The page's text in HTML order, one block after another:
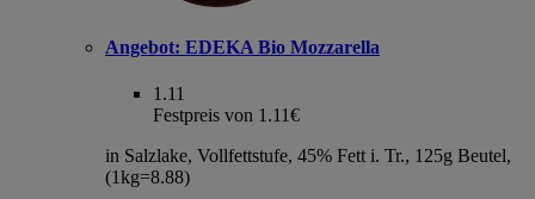
Angebot: EDEKA Bio Mozzarella
1.11
Festpreis von 1.11€
in Salzlake, Vollfettstufe, 45% Fett i. Tr., 125g Beutel,
(1kg=8.88)